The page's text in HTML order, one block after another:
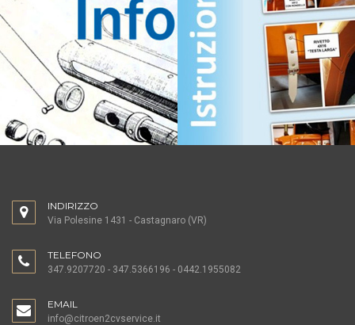
INDIRIZZO
Via Polesine 1431 - Castagnaro (VR)
TELEFONO
347.9207720 - 347.5366196 - 0442.1955082
EMAIL
info@citroen2cvservice.it